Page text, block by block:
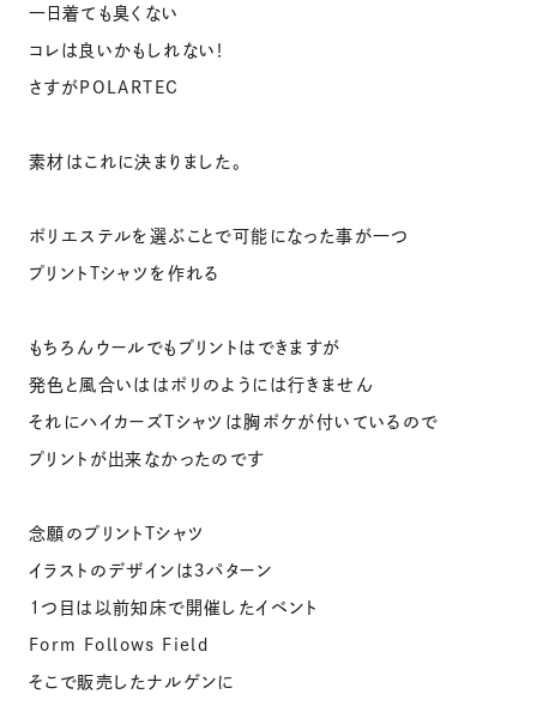
一日着ても臭くない
コレは良いかもしれない！
さすがPOLARTEC
素材はこれに決まりました。
ポリエステルを選ぶことで可能になった事が一つ
プリントTシャツを作れる
もちろんウールでもプリントはできますが
発色と風合いははポリのようには行きません
それにハイカーズTシャツは胸ポケが付いているので
プリントが出来なかったのです
念願のプリントTシャツ
イラストのデザインは３パターン
１つ目は以前知床で開催したイベント
Form Follows Field
そこで販売したナルゲンに